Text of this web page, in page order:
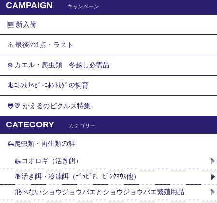
CAMPAIGN キャンペーン
🆕 新入荷
⚠️ 最後の1点・ラスト
❄️ カエル・爬虫類 冬越し必需品
🦎ﾆﾎﾝｶﾅﾍﾋﾞ･ﾆﾎﾝﾄｶｹﾞの飼育
🐸💚 かえるのピクルス特集
CATEGORY カテゴリー
🦗爬虫類・両生類の餌
🦗コオロギ（活き餌）
🪰活き餌・冷凍餌（ﾃﾞｭﾋﾞｱ、ﾋﾟﾝｸﾏｳｽ他）
飛べないショウジョウバエとショウジョウバエ繁殖用品